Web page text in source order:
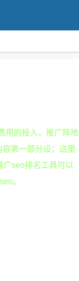
用的投入，推广阵地
第一部分设；这里
seo排名工具可以
。